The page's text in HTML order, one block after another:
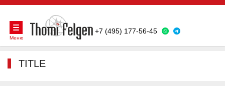
+7 (495) 177-56-45
Меню
TITLE